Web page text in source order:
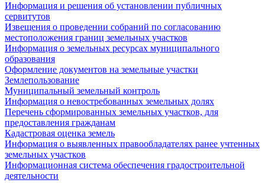
Информация и решения об установлении публичных
сервитутов
Извещения о проведении собраний по согласованию
местоположения границ земельных участков
Информация о земельных ресурсах муниципального
образования
Оформление документов на земельные участки
Землепользование
Муниципальный земельный контроль
Информация о невостребованных земельных долях
Перечень сформированных земельных участков, для
предоставления гражданам
Кадастровая оценка земель
Информация о выявленных правообладателях ранее учтенных
земельных участков
Информационная система обеспечения градостроительной
деятельности